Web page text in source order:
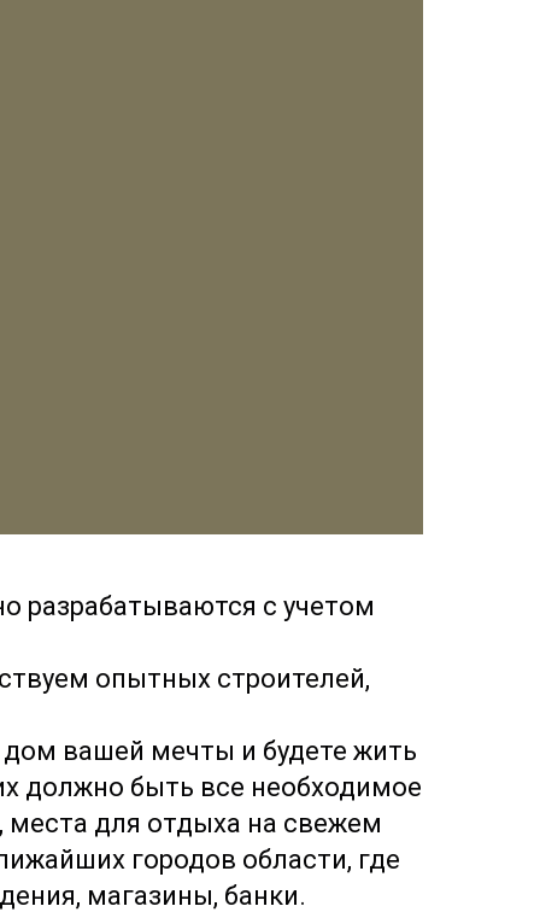
разрабатываются с учетом
опытных строителей,
вашей мечты и будете жить
должно быть все необходимое
для отдыха на свежем
городов области, где
магазины, банки.